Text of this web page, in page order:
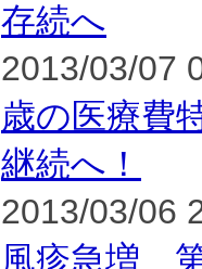
存続へ
2013/03/07
歳の医療費
継続へ！
2013/03/06
風疹急増